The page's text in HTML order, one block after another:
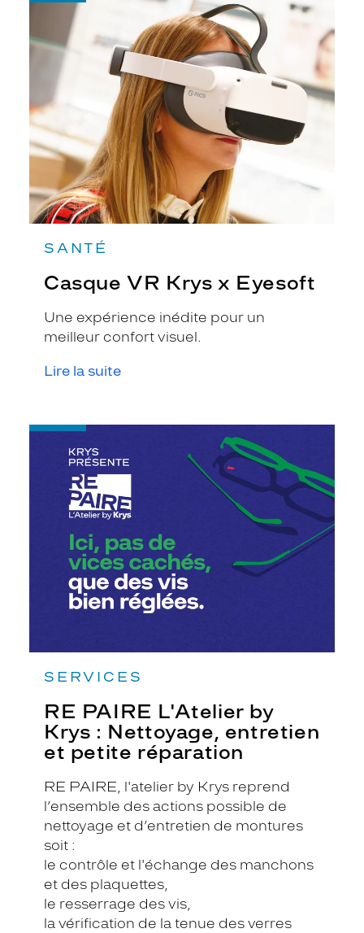
SANTÉ
Casque VR Krys x Eyesoft
Une expérience inédite pour un
meilleur confort visuel.
Lire la suite
-
Casque
VR
Krys
Eyesoft
SERVICES
RE PAIRE L'Atelier by
Krys : Nettoyage, entretien
et petite réparation
RE PAIRE, l'atelier by Krys reprend
l’ensemble des actions possible de
nettoyage et d’entretien de montures
soit :
le contrôle et l'échange des manchons
et des plaquettes,
le resserrage des vis,
la vérification de la tenue des verres
-
PAIRE
L'Atelier
Nettoyage,
entretien
petite
réparation